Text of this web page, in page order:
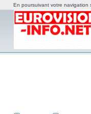
En poursuivant votre navigation